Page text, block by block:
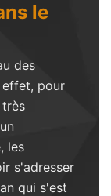
le
des
effet, pour
les
s'adresser
qui s'est